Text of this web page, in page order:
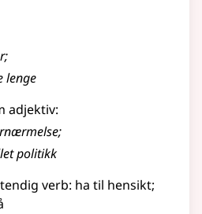
;
lenge
adjektiv:
;
politikk
verb: ha til hensikt;